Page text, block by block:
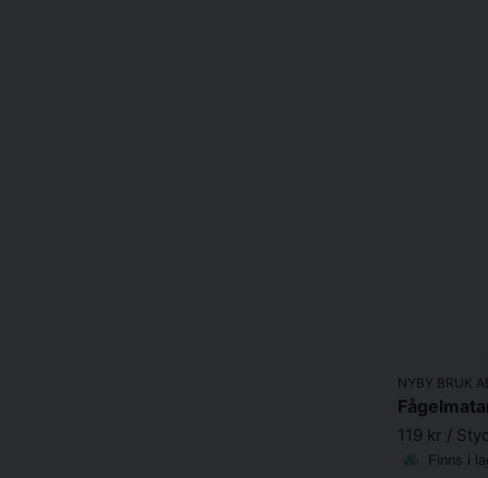
NYBY BRUK
119 kr /
Finns i